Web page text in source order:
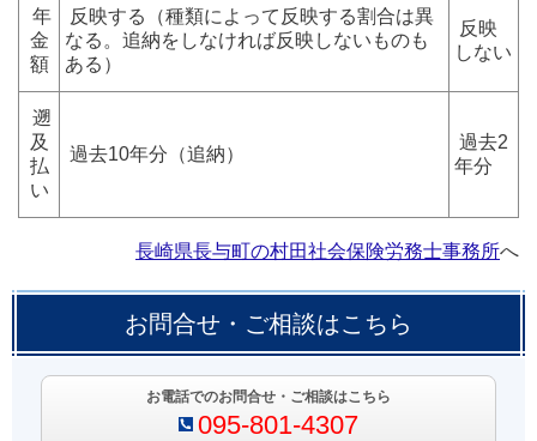
年
金
額
反映する（種類によって反映する割合は異
なる。追納をしなければ反映しないものも
ある）
反映
しない
遡
及
払
い
過去10年分（追納）
過去2
年分
長崎県長与町の村田社会保険労務士事務所へ
お問合せ・ご相談はこちら
お電話でのお問合せ・ご相談はこちら
095-801-4307